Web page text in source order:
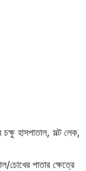
চক্ষু হাসপাতাল, সল্ট লেক,
চোখের পাতার ক্ষেত্রে